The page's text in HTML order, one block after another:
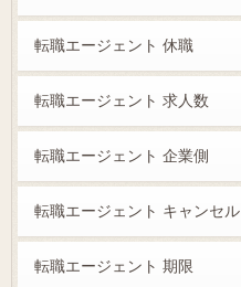
転職エージェント 休職
転職エージェント 求人数
転職エージェント 企業側
転職エージェント キャンセル
転職エージェント 期限